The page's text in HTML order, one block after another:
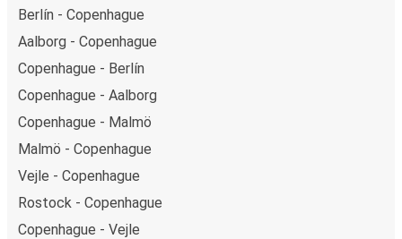
Berlín - Copenhague
Aalborg - Copenhague
Copenhague - Berlín
Copenhague - Aalborg
Copenhague - Malmö
Malmö - Copenhague
Vejle - Copenhague
Rostock - Copenhague
Copenhague - Vejle